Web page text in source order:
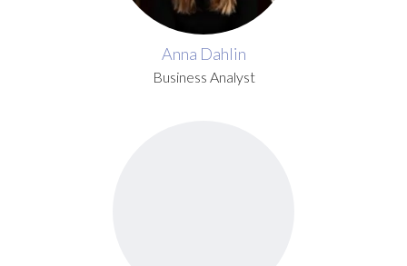
Anna Dahlin
Business Analyst